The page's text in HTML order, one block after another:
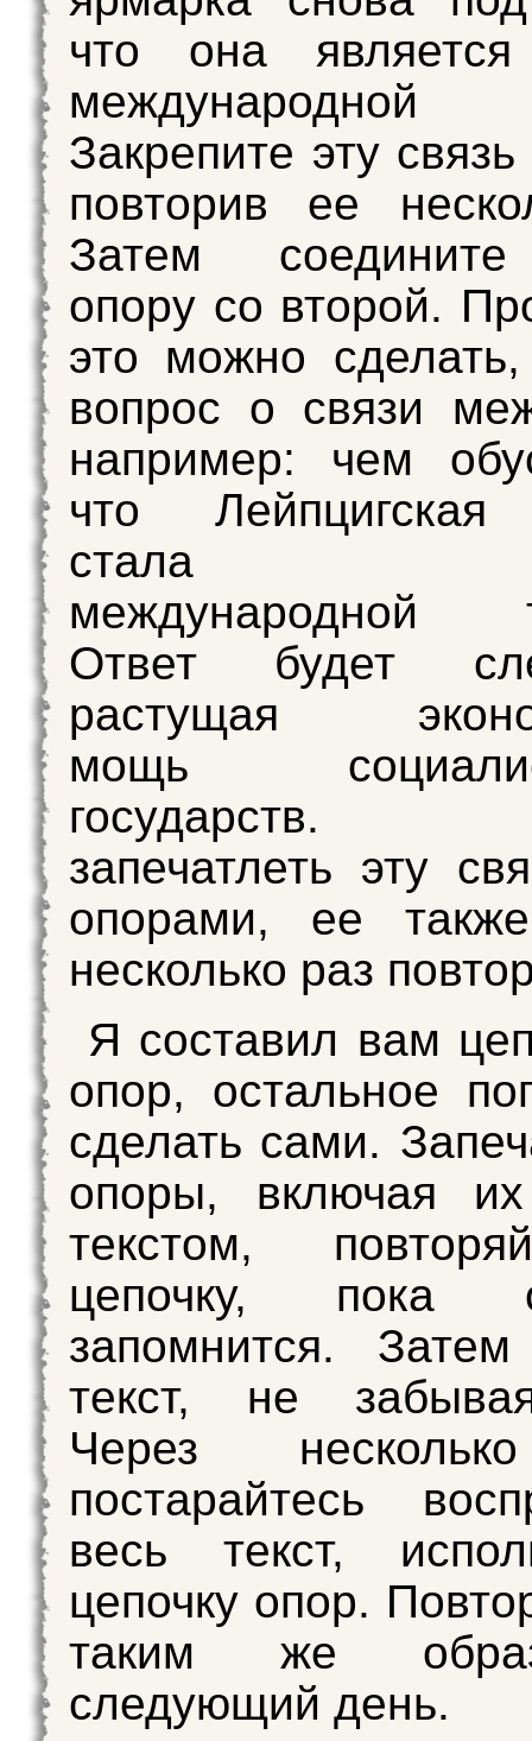
что она
международной
Закрепите эту
повторив ее
Затем
опору со второй.
это можно сделать,
вопрос о связи
например: чем
что Лейпцигская
стала
международной
Ответ будет
растущая
мощь
государств.
запечатлеть эту
опорами, ее
несколько раз
Я составил вам
опор, остальное
сделать сами.
опоры, включая
текстом,
цепочку,
запомнится. Затем
текст, не
Через
постарайтесь
весь текст,
цепочку опор.
таким же
следующий день.